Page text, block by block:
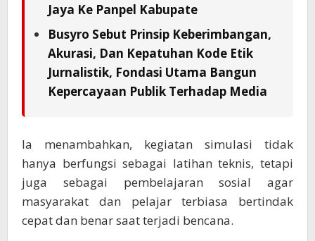
Jaya Ke Panpel Kabupate
Busyro Sebut Prinsip Keberimbangan,
Akurasi, Dan Kepatuhan Kode Etik
Jurnalistik, Fondasi Utama Bangun
Kepercayaan Publik Terhadap Media
Ia menambahkan, kegiatan simulasi tidak
hanya berfungsi sebagai latihan teknis, tetapi
juga sebagai pembelajaran sosial agar
masyarakat dan pelajar terbiasa bertindak
cepat dan benar saat terjadi bencana.